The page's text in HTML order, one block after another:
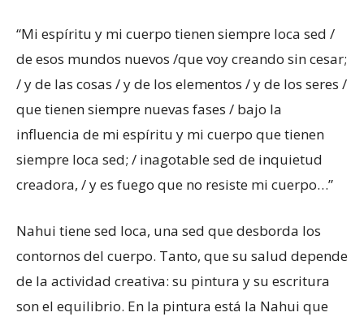
“Mi espíritu y mi cuerpo tienen siempre loca sed /
de esos mundos nuevos /que voy creando sin cesar;
/ y de las cosas / y de los elementos / y de los seres /
que tienen siempre nuevas fases / bajo la
influencia de mi espíritu y mi cuerpo que tienen
siempre loca sed; / inagotable sed de inquietud
creadora, / y es fuego que no resiste mi cuerpo…”
Nahui tiene sed loca, una sed que desborda los
contornos del cuerpo. Tanto, que su salud depende
de la actividad creativa: su pintura y su escritura
son el equilibrio. En la pintura está la Nahui que